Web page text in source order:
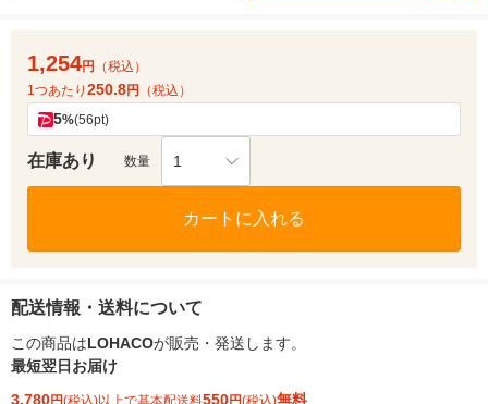
1,254円
（税込）
1つあたり 250.8円 （税込）
5%(56pt)
在庫あり 数量 1
カートに入れる
配送情報・送料について
この商品はLOHACOが販売・発送します。
最短翌日お届け
3,780
550
無料